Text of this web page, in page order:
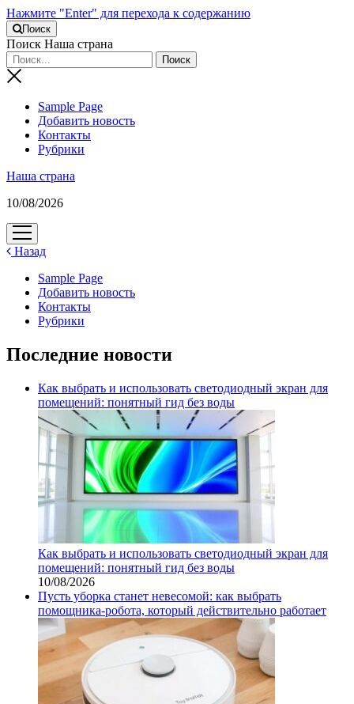
Нажмите "Enter" для перехода к содержанию
Поиск
Поиск Наша страна
Sample Page
Добавить новость
Контакты
Рубрики
Наша страна
10/08/2026
открыть
меню
Назад
Sample Page
Добавить новость
Контакты
Рубрики
Последние новости
Как выбрать и использовать светодиодный экран для
помещений: понятный гид без воды
Как выбрать и использовать светодиодный экран для
помещений: понятный гид без воды
10/08/2026
Пусть уборка станет невесомой: как выбрать
помощника‑робота, который действительно работает